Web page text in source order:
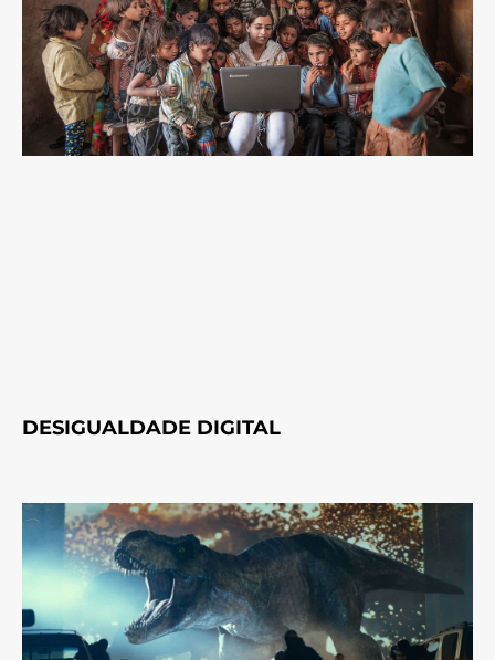
DESIGUALDADE DIGITAL